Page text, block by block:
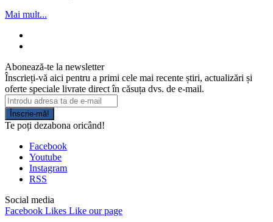
Mai mult...
Abonează-te la newsletter
Înscrieți-vă aici pentru a primi cele mai recente știri, actualizări și
oferte speciale livrate direct în căsuța dvs. de e-mail.
Înscrie-mă!
Te poți dezabona oricând!
Facebook
Youtube
Instagram
RSS
Social media
Facebook Likes Like our page